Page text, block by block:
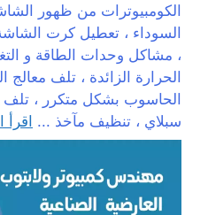
الكومبيوترات من ظهور
السوداء ، تعطيل كرت
، مشاكل وحدات الطاقة و
الحرارة الزائدة ، تلف معالج
الحاسوب بشكل متكرر ، تلف
سبلاي ، تنظيف مآخذ ... اقرأ